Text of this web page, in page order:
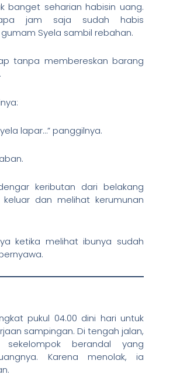
banget seharian habisin uang.
jam saja sudah habis
gumam Syela sambil rebahan.
tanpa membereskan barang
lapar…” panggilnya.
keributan dari belakang
keluar dan melihat kerumunan
ketika melihat ibunya sudah
pukul 04.00 dini hari untuk
sampingan. Di tengah jalan,
berandal yang
Karena menolak, ia